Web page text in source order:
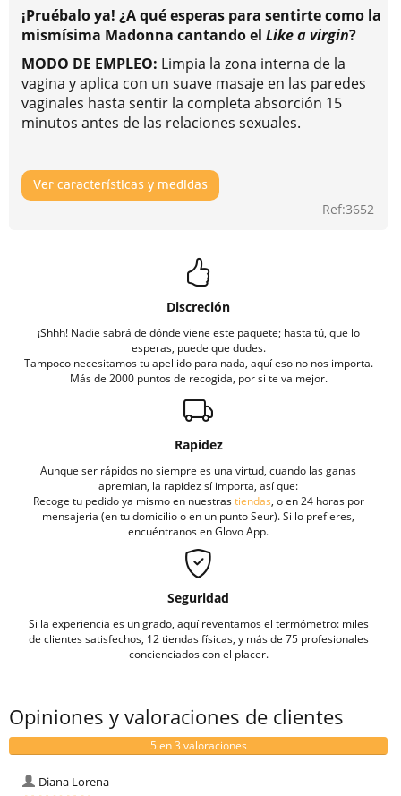
¡Pruébalo ya! ¿A qué esperas para sentirte como la
mismísima Madonna cantando el Like a virgin?
MODO DE EMPLEO: Limpia la zona interna de la
vagina y aplica con un suave masaje en las paredes
vaginales hasta sentir la completa absorción 15
minutos antes de las relaciones sexuales.
Ver características y medidas
Ref:3652
Discreción
¡Shhh! Nadie sabrá de dónde viene este paquete; hasta tú, que lo
esperas, puede que dudes.
Tampoco necesitamos tu apellido para nada, aquí eso no nos importa.
Más de 2000 puntos de recogida, por si te va mejor.
Rapidez
Aunque ser rápidos no siempre es una virtud, cuando las ganas
apremian, la rapidez sí importa, así que:
Recoge tu pedido ya mismo en nuestrastiendas, o en 24 horas por
mensajeria (en tu domicilio o en un punto Seur). Si lo prefieres,
encuéntranos en Glovo App.
Seguridad
Si la experiencia es un grado, aquí reventamos el termómetro: miles
de clientes satisfechos, 12 tiendas físicas, y más de 75 profesionales
concienciados con el placer.
Opiniones y valoraciones de clientes
5 en 3 valoraciones
Diana Lorena